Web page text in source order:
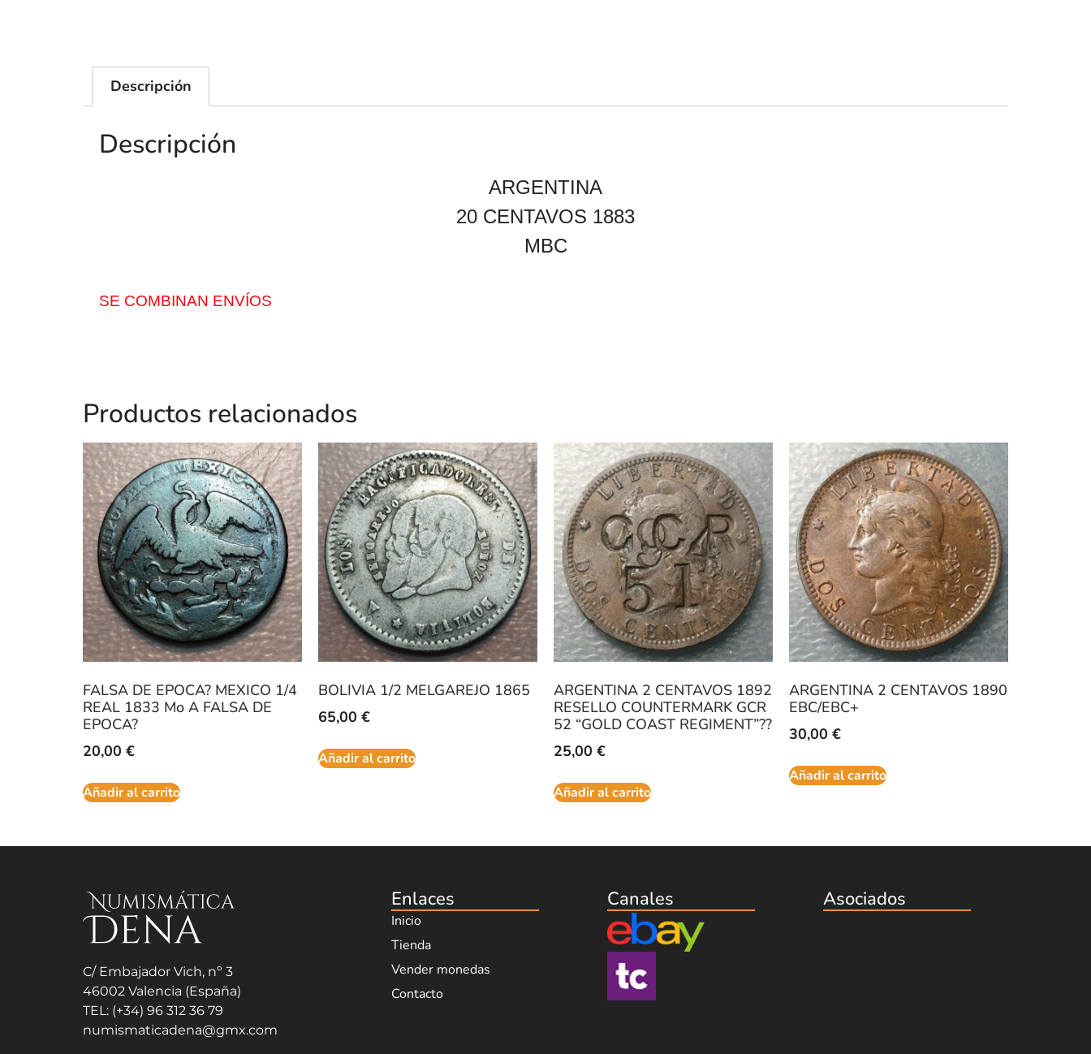
Descripción
Descripción
ARGENTINA
20 CENTAVOS 1883
MBC
SE COMBINAN ENVÍOS
Productos relacionados
FALSA DE EPOCA? MEXICO 1/4
REAL 1833 Mo A FALSA DE
EPOCA?
20,00 €
Añadir al carrito
BOLIVIA 1/2 MELGAREJO 1865
65,00 €
Añadir al carrito
ARGENTINA 2 CENTAVOS 1892
RESELLO COUNTERMARK GCR
52 “GOLD COAST REGIMENT”??
25,00 €
Añadir al carrito
ARGENTINA 2 CENTAVOS 1890
EBC/EBC+
30,00 €
Añadir al carrito
C/ Embajador Vich, nº 3
46002 Valencia (España)
TEL: (+34) 96 312 36 79
numismaticadena@gmx.com
Enlaces
Inicio
Tienda
Vender monedas
Contacto
Canales Asociados